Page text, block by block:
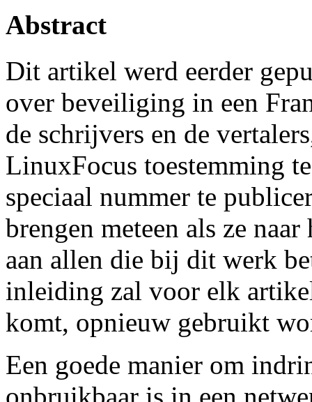
Abstract
Dit artikel werd eerder
over beveiliging in een
de schrijvers en de
LinuxFocus toestemming
speciaal nummer te
brengen meteen als ze
aan allen die bij dit werk
inleiding zal voor elk
komt, opnieuw gebruikt
Een goede manier om
onbruikbaar is in een